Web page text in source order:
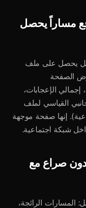
مساراً يحصل
يحصل على ملف
الصفحة
إجمالي الإعجابات،
القياسي لملف
إنها صفحة موجهة
صراع مع
المسارات الرائجة،